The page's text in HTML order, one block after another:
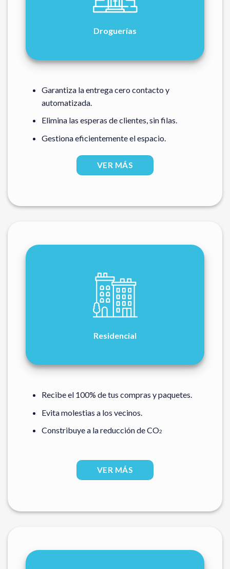
Droguerías
Garantiza la entrega cero contacto y
automatizada.
Elimina las esperas de clientes, sin filas.
Gestiona eficientemente el espacio.
VER MÁS
Residencial
Recibe el 100% de tus compras y paquetes.
Evita molestias a los vecinos.
Constribuye a la reducción de CO2
VER MÁS